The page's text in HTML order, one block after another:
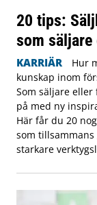
20 tips:
som
KARRIÄR
Hur
kunskap inom
Som säljare
på med ny
Här får du 20
som
starkare